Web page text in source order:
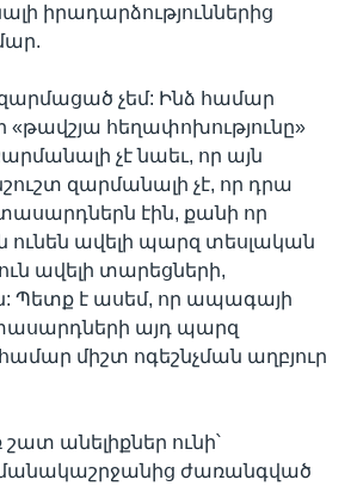
իրադարձություններից
զարմացած չեմ: Ինձ համար
«թավշյա հեղափոխությունը»
չէ նաեւ, որ այն
զարմանալի չէ, որ դրա
էին, քանի որ
ունեն ավելի պարզ տեսլական
ավելի տարեցների,
Պետք է ասեմ, որ ապագայի
այդ պարզ
միշտ ոգեշնչման աղբյուր
անելիքներ ունի՝
ժառանգված